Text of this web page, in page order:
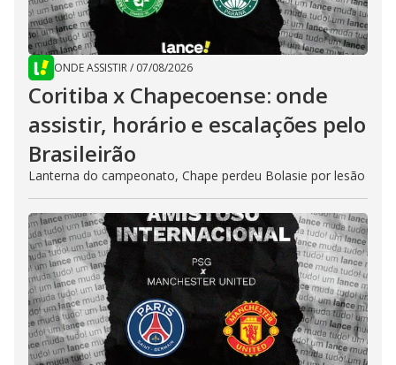
ONDE ASSISTIR/ 07/08/2026
Coritiba x Chapecoense: onde
assistir, horário e escalações pelo
Brasileirão
Lanterna do campeonato, Chape perdeu Bolasie por lesão